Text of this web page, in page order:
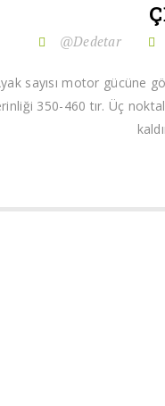
@Dedetar
sayısı motor gücüne
350-460 tır. Üç